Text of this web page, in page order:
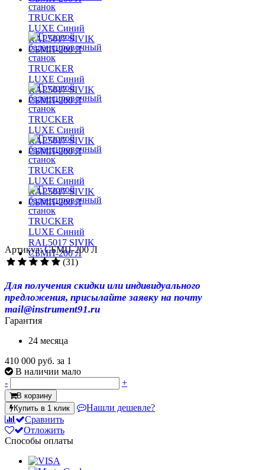
Артикул: СБМП-200 Л
(31)
Для получения скидки или индивидуального
предложения, присылайте заявку на почту
mail@instrument91.ru
Гарантия
24 месяца
410 000 руб. за 1
В наличии мало
-
+
В корзину
Купить в 1 клик
Нашли дешевле?
Сравнить
Отложить
Способы оплаты